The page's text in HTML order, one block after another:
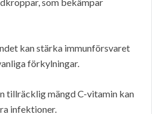
kan stärka immunförsvaret
förkylningar.
tillräcklig mängd C-vitamin kan
infektioner.